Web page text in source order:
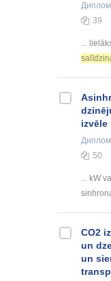
39
...
izvēle
50
... kW
CO2
un
un